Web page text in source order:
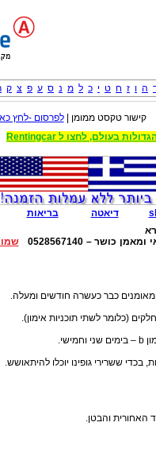
ה ו ז ח ט י כ ל מ נ ס ע פ צ ק
קישור טקסט ממומן |לפרסום -לחץ
דיאטה
בריאות
– 0528567140
(כלומר לשתי תוכניות אימון).
האחורית והבטן.